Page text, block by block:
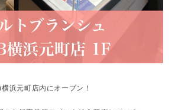
浜元町店内にオープン！